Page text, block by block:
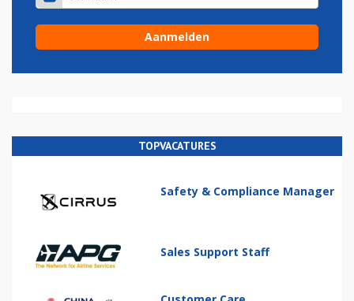
TOPVACATURES
Safety & Compliance Manager
Sales Support Staff